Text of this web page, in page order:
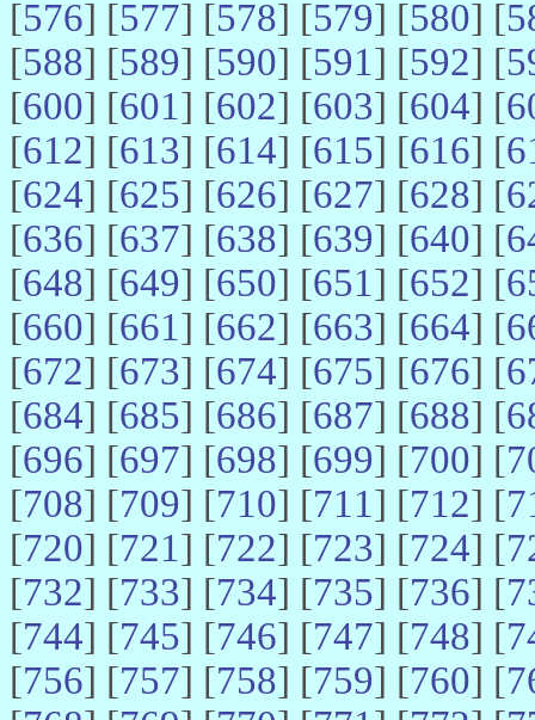
[576] [577] [578] [579] [580] [
[588] [589] [590] [591] [592] [
[600] [601] [602] [603] [604] [
[612] [613] [614] [615] [616] [
[624] [625] [626] [627] [628] [
[636] [637] [638] [639] [640] [
[648] [649] [650] [651] [652] [
[660] [661] [662] [663] [664] [
[672] [673] [674] [675] [676] [
[684] [685] [686] [687] [688] [
[696] [697] [698] [699] [700] [
[708] [709] [710] [711] [712] [
[720] [721] [722] [723] [724] [
[732] [733] [734] [735] [736] [
[744] [745] [746] [747] [748] [
[756] [757] [758] [759] [760] [